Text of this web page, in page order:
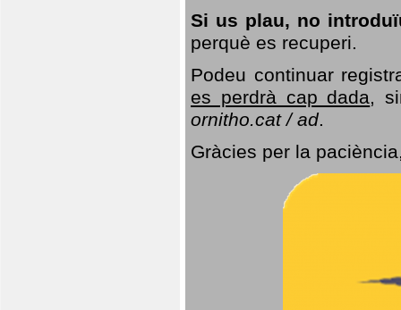
Si us plau, no
perquè es recuperi.
Podeu continuar
es perdrà cap dada,
ornitho.cat / ad.
Gràcies per la